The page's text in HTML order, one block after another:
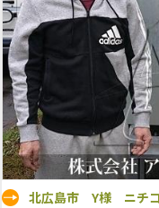
北広島市 Y様 ニチ